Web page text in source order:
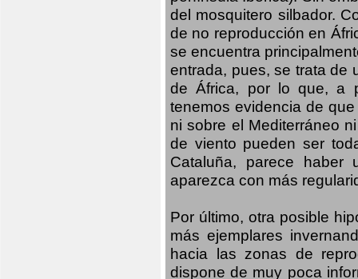
del mosquitero silbador.
de no reproducción en
se encuentra
entrada, pues, se trata de
de África, por lo que, a
tenemos evidencia de
ni sobre el Mediterráneo
de viento pueden ser
Cataluña, parece
aparezca con más
Por último, otra posible
más ejemplares
hacia las zonas de
dispone de muy poca